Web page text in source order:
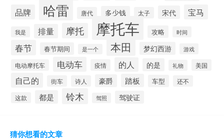
品牌 哈雷 唐代 多少钱 太子 宋代 宝马
我是 排量 摩托 摩托车 攻略 时间
春节 春节期间 是一个 本田 梦幻西游 游戏
电动摩托车 电动车 疫情 的人 的是 礼物 美国
自己的 街车 诗人 豪爵 踏板 车型 还不
这款 都是 铃木 驾照 驾驶证
猜你想看的文章